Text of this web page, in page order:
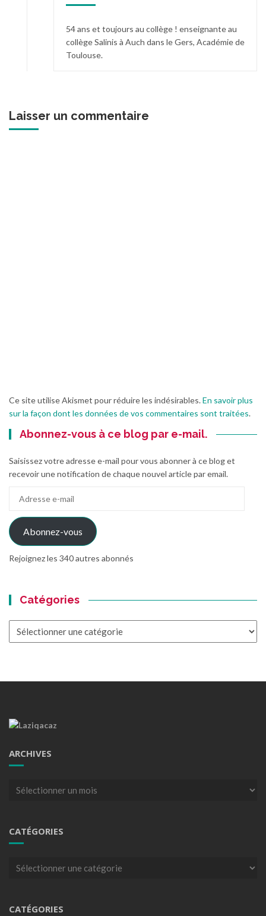
54 ans et toujours au collège ! enseignante au
collège Salinis à Auch dans le Gers, Académie de
Toulouse.
Laisser un commentaire
Ce site utilise Akismet pour réduire les indésirables.En savoir plus
sur la façon dont les données de vos commentaires sont traitées.
Abonnez-vous à ce blog par e-mail.
Saisissez votre adresse e-mail pour vous abonner à ce blog et
recevoir une notification de chaque nouvel article par email.
mail
Abonnez-vous
Rejoignez les 340 autres abonnés
Catégories
ARCHIVES
Archives
CATÉGORIES
Catégories
CATÉGORIES